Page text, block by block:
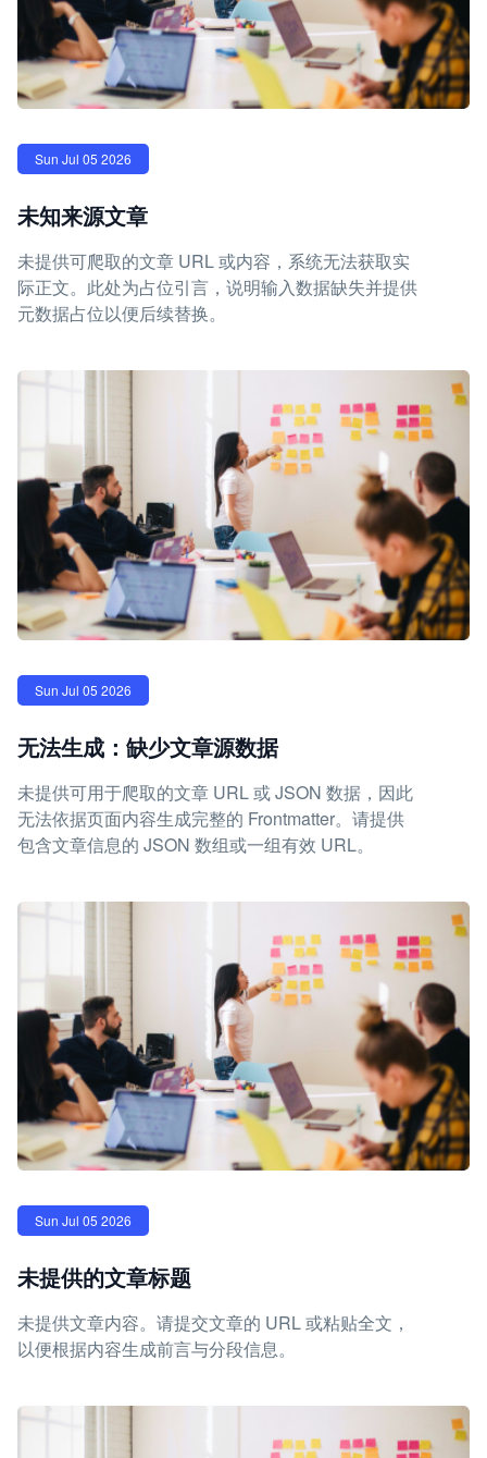
Sun Jul 05 2026
未知来源文章
未提供可爬取的文章 URL 或内容，系统无法获取实
际正文。此处为占位引言，说明输入数据缺失并提供
元数据占位以便后续替换。
Sun Jul 05 2026
无法生成：缺少文章源数据
未提供可用于爬取的文章 URL 或 JSON 数据，因此
无法依据页面内容生成完整的 Frontmatter。请提供
包含文章信息的 JSON 数组或一组有效 URL。
Sun Jul 05 2026
未提供的文章标题
未提供文章内容。请提交文章的 URL 或粘贴全文，
以便根据内容生成前言与分段信息。